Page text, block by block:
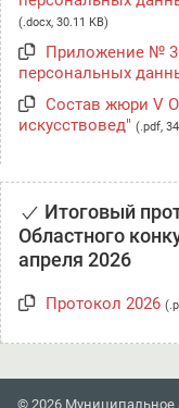
(.docx, 30.11 KB)
Приложение № 3
персональных
Состав жюри V
искусствовед" (.pdf,
Итоговый
Областного
апреля 2026
Протокол 2026
© 2026 Муниципальное